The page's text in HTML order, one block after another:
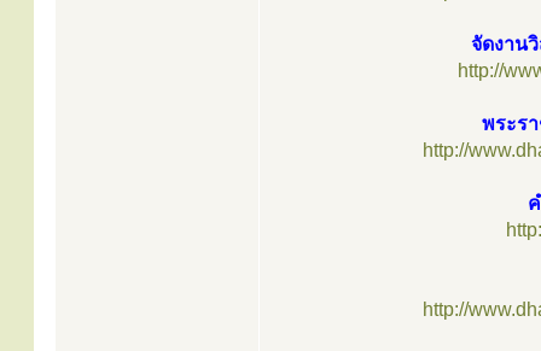
จัดงาน
http://
พระร
http://
http://